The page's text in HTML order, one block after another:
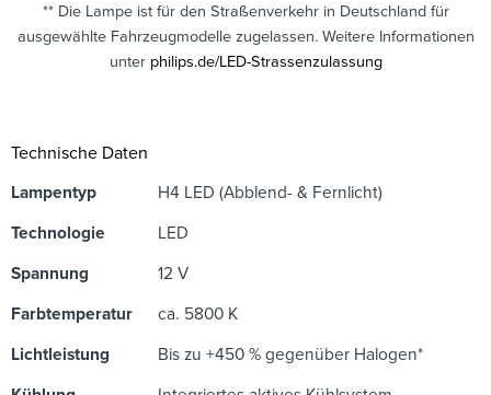
** Die Lampe ist für den Straßenverkehr in Deutschland für
ausgewählte Fahrzeugmodelle zugelassen. Weitere Informationen
unter philips.de/LED-Strassenzulassung
Technische Daten
Lampentyp H4 LED (Abblend- & Fernlicht)
Technologie LED
Spannung 12 V
Farbtemperatur ca. 5800 K
Lichtleistung Bis zu +450 % gegenüber Halogen*